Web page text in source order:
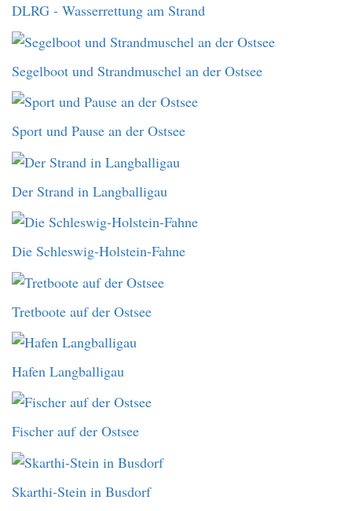
DLRG - Wasserrettung am Strand
Segelboot und Strandmuschel an der Ostsee
Sport und Pause an der Ostsee
Der Strand in Langballigau
Die Schleswig-Holstein-Fahne
Tretboote auf der Ostsee
Hafen Langballigau
Fischer auf der Ostsee
Skarthi-Stein in Busdorf